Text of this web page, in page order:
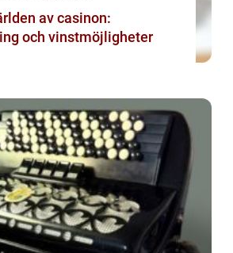
av casinon:
och vinstmöjligheter